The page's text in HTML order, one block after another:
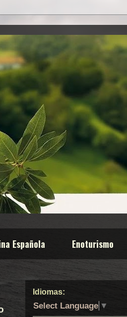
Española Enoturismo
Idiomas:
Select Language ▼